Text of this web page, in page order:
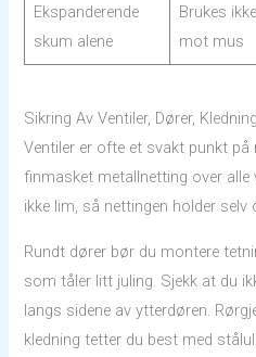
Ekspanderende
skum alene
Brukes
mot mus
Sikring Av Ventiler, Dører,
Ventiler er ofte et svakt punkt
finmasket metallnetting over alle
ikke lim, så nettingen holder
Rundt dører bør du montere
som tåler litt juling. Sjekk at du
langs sidene av ytterdøren.
kledning tetter du best med